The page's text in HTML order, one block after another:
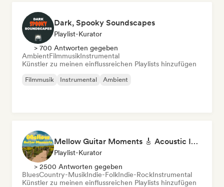
Dark, Spooky Soundscapes
Playlist-Kurator
> 700 Antworten gegeben
AmbientFilmmusikInstrumental
Künstler zu meinen einflussreichen Playlists hinzufügen
Filmmusik Instrumental Ambient
Mellow Guitar Moments 🎸 Acoustic Indie Folk & Singer-Songwriter
Playlist-Kurator
> 2500 Antworten gegeben
BluesCountry-MusikIndie-FolkIndie-RockInstrumental
Künstler zu meinen einflussreichen Playlists hinzufügen